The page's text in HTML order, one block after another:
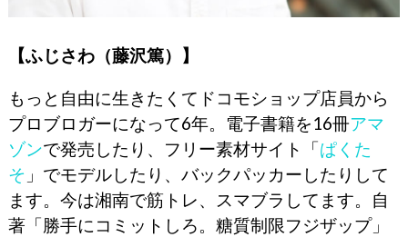
【ふじさわ（藤沢篤）】
もっと自由に生きたくてドコモショップ店員から
プロブロガーになって6年。電子書籍を16冊アマ
ゾンで発売したり、フリー素材サイト「ぱくた
そ 」でモデルしたり、バックパッカーしたりして
ます。今は湘南で筋トレ、スマブラしてます。自
著「勝手にコミットしろ。糖質制限フジザップ」